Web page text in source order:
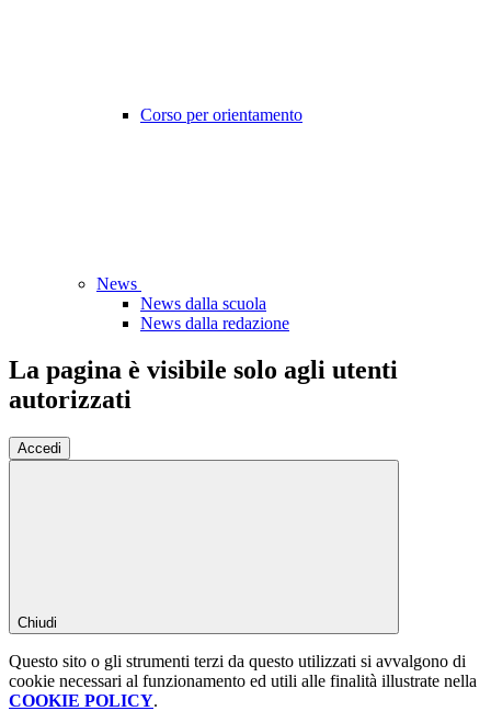
Corso per orientamento
News
News dalla scuola
News dalla redazione
La pagina è visibile solo agli utenti
autorizzati
Accedi
Chiudi
Questo sito o gli strumenti terzi da questo utilizzati si avvalgono di
cookie necessari al funzionamento ed utili alle finalità illustrate nella
COOKIE POLICY.